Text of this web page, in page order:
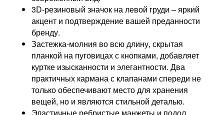
3D-резиновый значок на левой груди – яркий
акцент и подтверждение вашей преданности
бренду.
Застежка-молния во всю длину, скрытая
планкой на пуговицах с кнопками, добавляет
куртке изысканности и элегантности. Два
практичных кармана с клапанами спереди не
только обеспечивают место для хранения
вещей, но и являются стильной деталью.